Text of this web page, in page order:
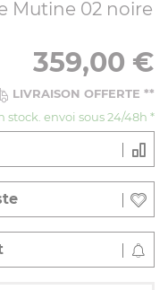
Mutine 02 noire
359,00 €
LIVRAISON OFFERTE **
stock. envoi sous 24/48h *